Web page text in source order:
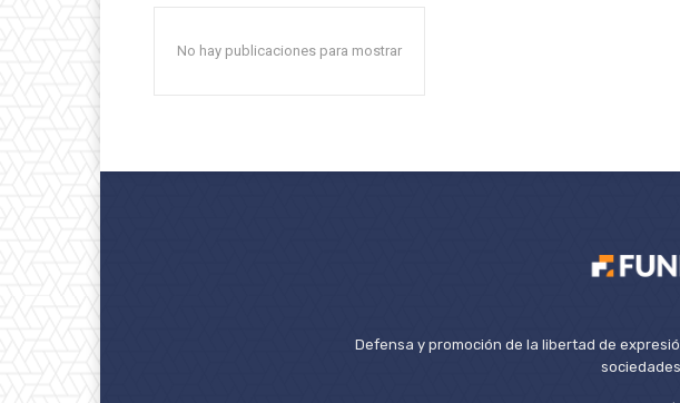
No hay publicaciones para mostrar
Defensa y promoción de la libertad de